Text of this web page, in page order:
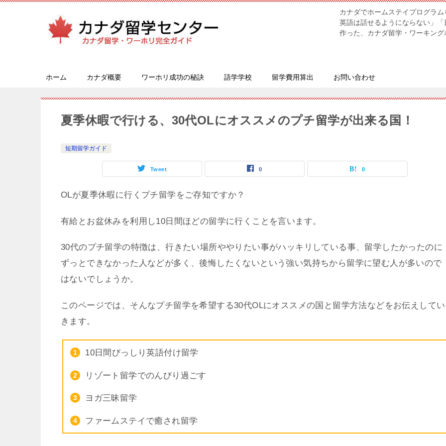
カナダでホームステイプログラ
英語は話せるようにならない」
作った、カナダ留学・ワーキン
ホーム カナダ概要 ワーホリ成功の秘訣 語学学校 留学費用算出 お問い合わせ
夏季休暇で行ける、30代OLにオススメのプチ留学が出来る国！
短期留学ガイド
Tweet 0 0
OLが夏季休暇に行くプチ留学をご存知ですか？
有給とお盆休みを利用し10日間ほどの留学に行くことを言います。
30代のプチ留学の特徴は、行きたい場所ややりたい事がハッキリしている事、留学したかったのに
ずっとできなかった人などが多く、後悔したくないという強い気持ちから留学に望む人が多いので
はないでしょうか。
このページでは、そんなプチ留学を希望する30代OLにオススメの国と留学方法などをお伝えしてい
きます。
10日間びっしり英語付け留学
リゾート留学でのんびり過ごす
ヨガ三昧留学
ファームステイで癒され留学